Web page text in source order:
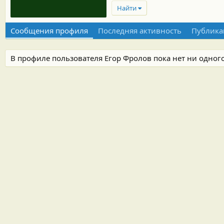
Найти
Сообщения профиля Последняя активность
В профиле пользователя Егор Фролов пока нет ни